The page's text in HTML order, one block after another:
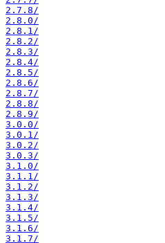
2.7.8/
2.8.0/
2.8.1/
2.8.2/
2.8.3/
2.8.4/
2.8.5/
2.8.6/
2.8.7/
2.8.8/
2.8.9/
3.0.0/
3.0.1/
3.0.2/
3.0.3/
3.1.0/
3.1.1/
3.1.2/
3.1.3/
3.1.4/
3.1.5/
3.1.6/
3.1.7/